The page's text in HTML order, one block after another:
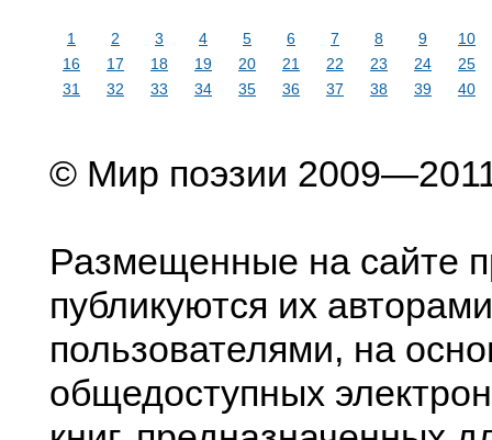
1 2 3 4 5 6 7 8 9
10
16
17 18 19 20 21 22 23 24
25
31
32 33 34 35 36 37 38 39 40
© Мир поэзии
Размещенные на сайте
публикуются их
пользователями, на
общедоступных